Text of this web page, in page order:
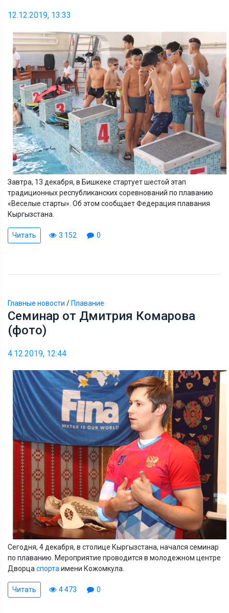
12.12.2019, 13:33
Завтра, 13 декабря, в Бишкеке стартует шестой этап
традиционных республиканских соревнований по плаванию
«Веселые старты». Об этом сообщает Федерация плавания
Кыргызстана.
Читать 3 152 0
Главные новости / Плавание
Семинар от Дмитрия Комарова
(фото)
4.12.2019, 12:44
Сегодня, 4 декабря, в столице Кыргызстана, начался семинар
по плаванию. Мероприятие проводится в молодежном центре
Дворца спорта имени Кожомкула.
Читать 4 473 0